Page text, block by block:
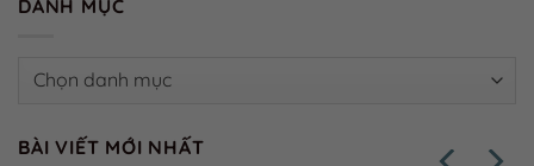
DANH MỤC
Danh
BÀI VIẾT MỚI NHẤT